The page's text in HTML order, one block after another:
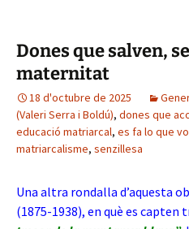
Dones que salven,
maternitat
18 d'octubre de 2025
(Valeri Serra i Boldú), dones que
educació matriarcal, es fa lo que
matriarcalisme, senzillesa
Una altra rondalla d’aquesta
(1875-1938), en què es